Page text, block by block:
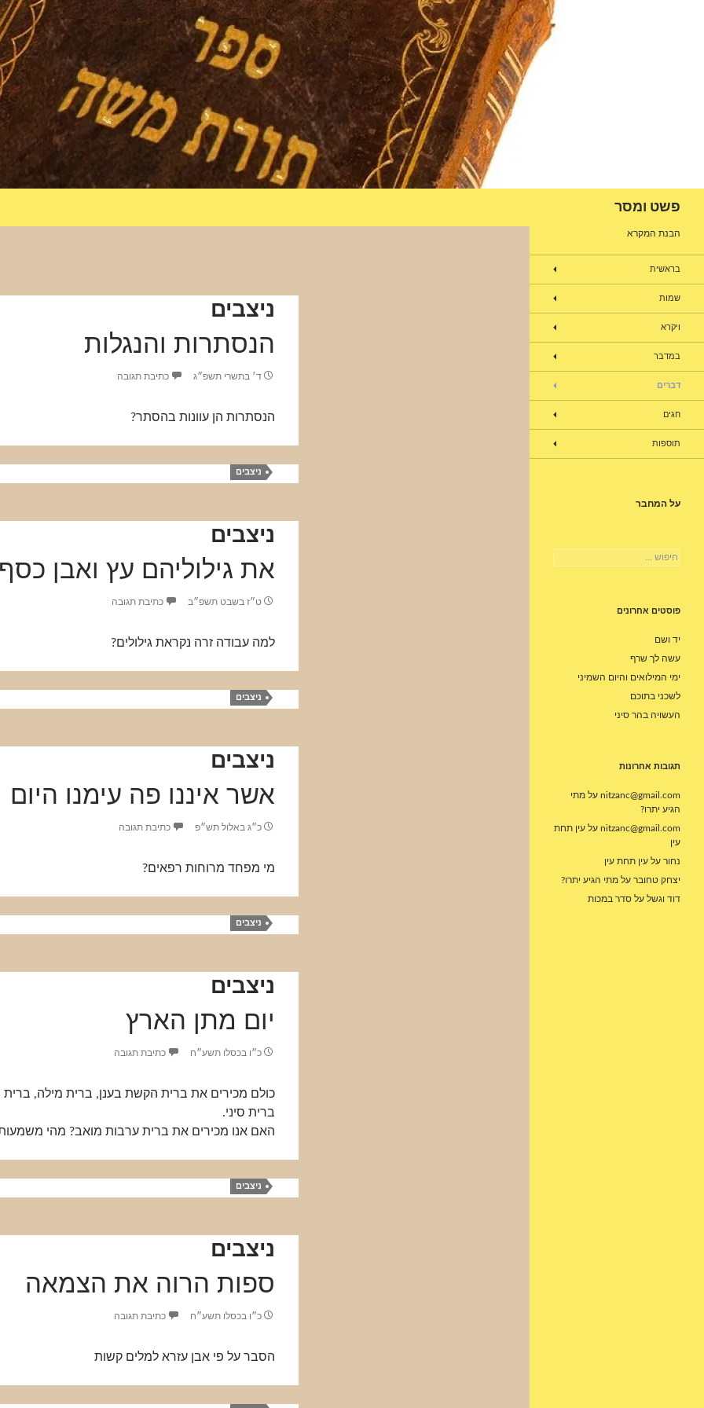
פשט ומסר
ניצבים
הנסתרות והנגלות
ד׳ בתשרי תשפ״ג כתיבת תגובה
הנסתרות הן עוונות בהסתר?
ניצבים
ניצבים
את גילוליהם עץ ואבן
ט״ז בשבט תשפ״ב כתיבת תגובה
למה עבודה זרה נקראת גילולים?
ניצבים
ניצבים
אשר איננו פה עימנו היום
כ״ג באלול תש״פ כתיבת תגובה
מי מפחד מרוחות רפאים?
ניצבים
ניצבים
יום מתן הארץ
כ״ו בכסלו תשע״ח כתיבת תגובה
כולם מכירים את ברית הקשת בענן, ברית מילה, ברית
ברית סיני.
האם אנו מכירים את ברית ערבות מואב? מהי
ניצבים
ניצבים
ספות הרוה את הצמאה
כ״ו בכסלו תשע״ח כתיבת תגובה
הסבר על פי אבן עזרא למלים קשות
הבנת המקרא
בראשית
שמות
ויקרא
במדבר
דברים
חגים
תוספות
על המחבר
חיפוש:
פוסטים אחרונים
יד ושם
עשה לך שרף
ימי המילואים והיום השמיני
לשכני בתוכם
העשויה בהר סיני
תגובות אחרונות
nitzanc@gmail.com על מתי
הגיע יתרו?
nitzanc@gmail.com על עין תחת
עין
נחור על עין תחת עין
יצחק טחובר על מתי הגיע יתרו?
דוד וגשל על סדר במכות